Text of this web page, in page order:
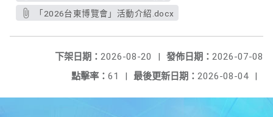
「2026台東博覽會」活動介紹.docx
發佈日期： 2026-07-08
下架日期： 2026-08-20
|
最後更新日期： 2026-08-04 |
點擊率： 61 |